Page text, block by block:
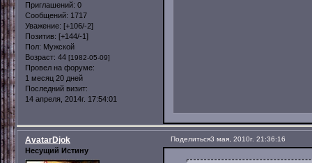
Приглашений: 0
Сообщений: 1717
Уважение: [+106/-2]
Позитив: [+144/-1]
Пол: Мужской
Возраст: 44 [1982-05-09]
Провел на форуме:
1 месяц 20 дней
Последний визит:
14 апреля, 2014г. 17:54:01
Поделиться3 мая, 2010г. 21:36:16
AvatarDjok
Несущий Истину